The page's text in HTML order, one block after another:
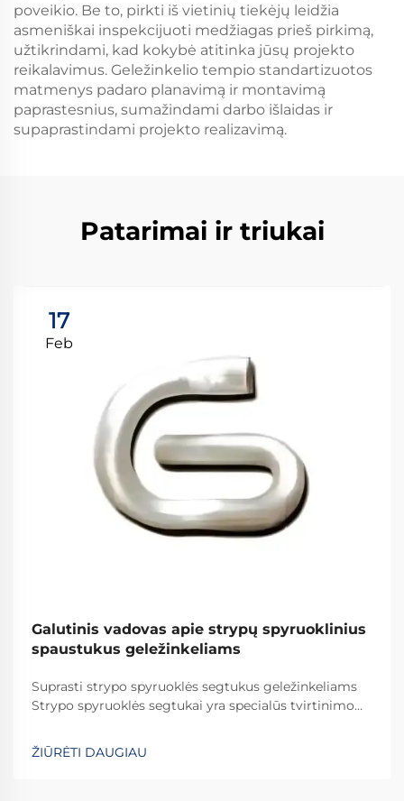
poveikio. Be to, pirkti iš vietinių tiekėjų leidžia
asmeniškai inspekcijuoti medžiagas prieš pirkimą,
užtikrindami, kad kokybė atitinka jūsų projekto
reikalavimus. Geležinkelio tempio standartizuotos
matmenys padaro planavimą ir montavimą
paprastesnius, sumažindami darbo išlaidas ir
supaprastindami projekto realizavimą.
Patarimai ir triukai
17
Feb
Galutinis vadovas apie strypų spyruoklinius
spaustukus geležinkeliams
Suprasti strypo spyruoklės segtukus geležinkeliams
Strypo spyruoklės segtukai yra specialūs tvirtinimo
pasaulyje esančiuose geležinkelių sistemose. Jie
užtikrina, kad bėgiai būtų tinkamai pritvirtinti, kad
ŽIŪRĖTI DAUGIAU